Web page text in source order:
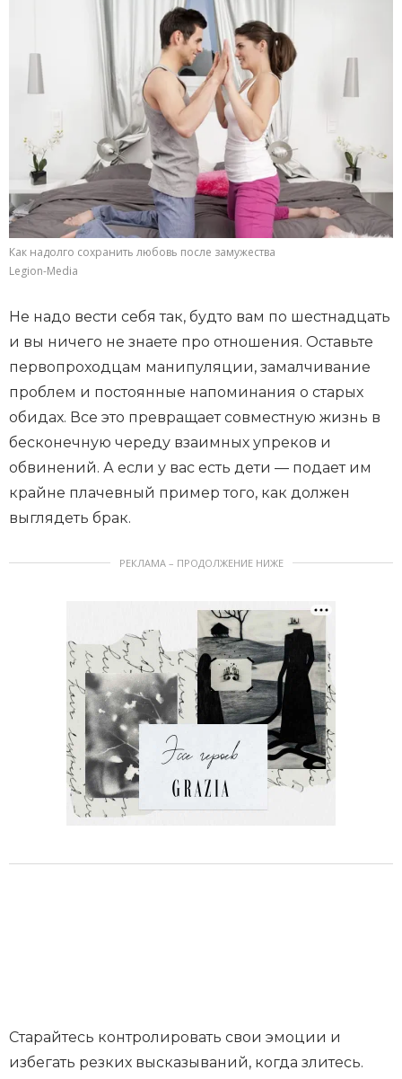
Как надолго сохранить любовь после замужества
Legion-Media
Не надо вести себя так, будто вам по шестнадцать
и вы ничего не знаете про отношения. Оставьте
первопроходцам манипуляции, замалчивание
проблем и постоянные напоминания о старых
обидах. Все это превращает совместную жизнь в
бесконечную череду взаимных упреков и
обвинений. А если у вас есть дети — подает им
крайне плачевный пример того, как должен
выглядеть брак.
РЕКЛАМА – ПРОДОЛЖЕНИЕ НИЖЕ
Старайтесь контролировать свои эмоции и
избегать резких высказываний, когда злитесь.